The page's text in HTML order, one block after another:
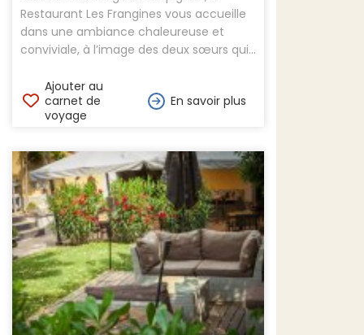
Restaurant Les Frangines vous accueille
dans une ambiance chaleureuse et
conviviale, à l’image des deux sœurs qui...
Ajouter au
carnet de
voyage
En savoir plus